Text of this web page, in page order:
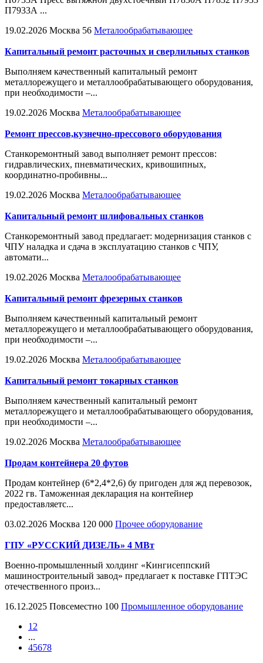
П7933А ...
19.02.2026 Москва 56 Металообрабатывающее
Капитальный ремонт расточных и сверлильных станков
Выполняем качественный капитальный ремонт
металлорежущего и металлообрабатывающего оборудования,
при необходимости –...
19.02.2026 Москва Металообрабатывающее
Ремонт прессов,кузнечно-прессового оборудования
Станкоремонтный завод выполняет ремонт прессов:
гидравлических, пневматических, кривошипных,
координатно-пробивны...
19.02.2026 Москва Металообрабатывающее
Капитальный ремонт шлифовальных станков
Станкоремонтный завод предлагает: модернизация станков с
ЧПУ наладка и сдача в эксплуатацию станков с ЧПУ,
автомати...
19.02.2026 Москва Металообрабатывающее
Капитальный ремонт фрезерных станков
Выполняем качественный капитальный ремонт
металлорежущего и металлообрабатывающего оборудования,
при необходимости –...
19.02.2026 Москва Металообрабатывающее
Капитальный ремонт токарных станков
Выполняем качественный капитальный ремонт
металлорежущего и металлообрабатывающего оборудования,
при необходимости –...
19.02.2026 Москва Металообрабатывающее
Продам контейнера 20 футов
Продам контейнер (6*2,4*2,6) бу пригоден для жд перевозок,
2022 гв. Таможенная декларация на контейнер
предоставляетс...
03.02.2026 Москва 120 000 Прочее оборудование
ГПУ «РУССКИЙ ДИЗЕЛЬ» 4 МВт
Военно-промышленный холдинг «Кингисеппский
машиностроительный завод» предлагает к поставке ГПТЭС
отечественного произ...
16.12.2025 Повсеместно 100 Промышленное оборудование
1 2
...
45678